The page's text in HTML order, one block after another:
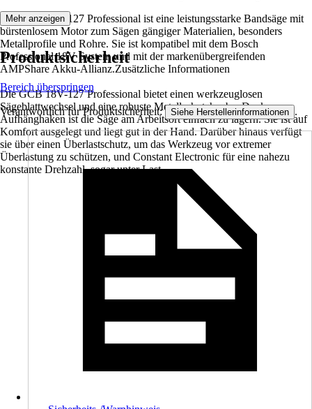
Die GCB 18V-127 Professional ist eine leistungsstarke Bandsäge mit
bürstenlosem Motor zum Sägen gängiger Materialien, besonders
Metallprofile und Rohre. Sie ist kompatibel mit dem Bosch
Professional 18V System und mit der markenübergreifenden
AMPShare Akku-Allianz.Zusätzliche Informationen
Die GCB 18V-127 Professional bietet einen werkzeuglosen
Sägeblattwechsel und eine robuste Metallschutzhaube. Dank
Aufhänghaken ist die Säge am Arbeitsort einfach zu lagern. Sie ist auf
Komfort ausgelegt und liegt gut in der Hand. Darüber hinaus verfügt
sie über einen Überlastschutz, um das Werkzeug vor extremer
Überlastung zu schützen, und Constant Electronic für eine nahezu
konstante Drehzahl, sogar unter Last.
Mehr anzeigen
Produktsicherheit
Bereich überspringen
Verantwortlich für Produktsicherheit: Siehe Herstellerinformationen .